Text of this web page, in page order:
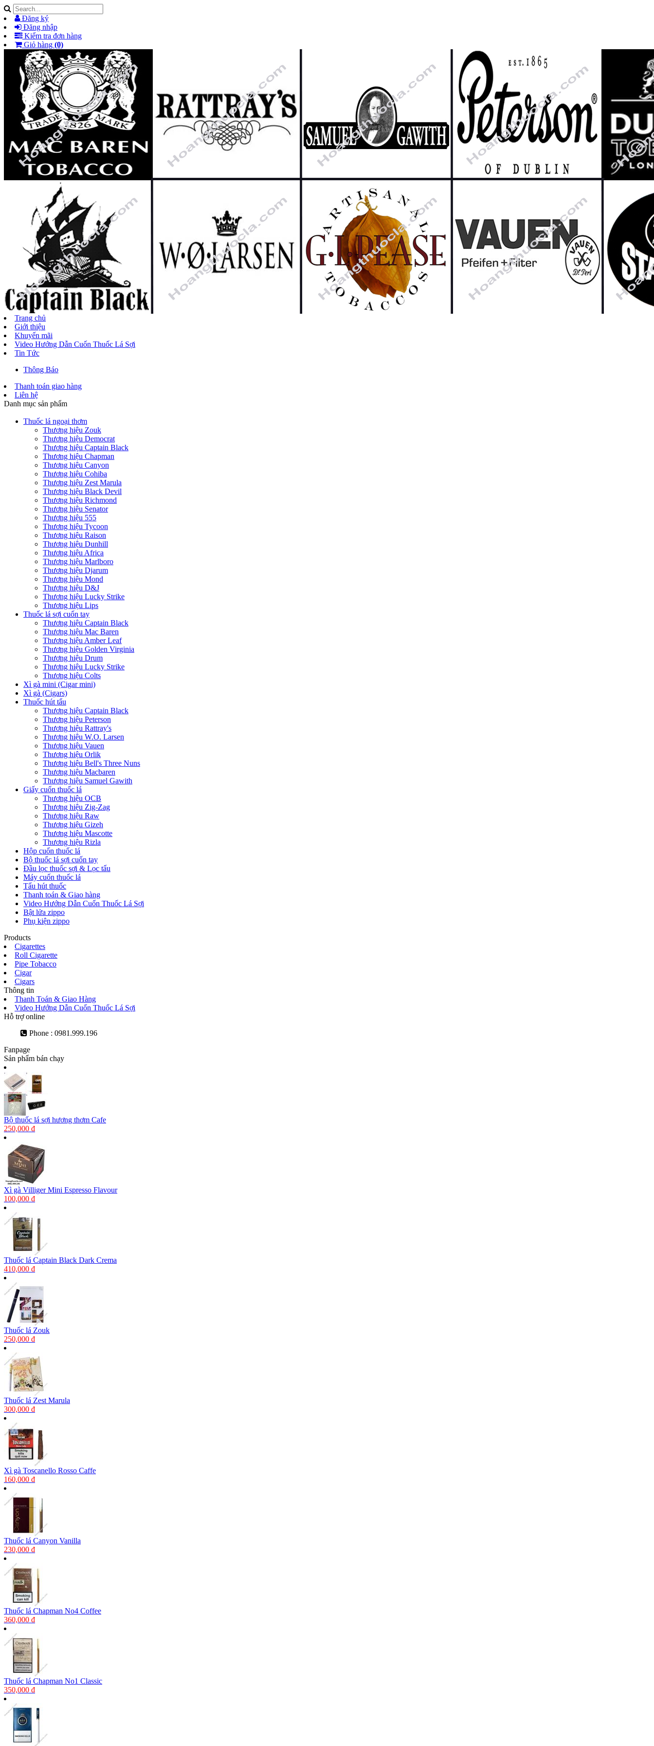
Đăng ký
Đăng nhập
Kiểm tra đơn hàng
Giỏ hàng (0)
Trang chủ
Giới thiệu
Khuyến mãi
Video Hướng Dẫn Cuốn Thuốc Lá Sợi
Tin Tức
Thông Báo
Thanh toán giao hàng
Liên hệ
Danh mục sản phẩm
Thuốc lá ngoại thơm
Thương hiệu Zouk
Thương hiệu Democrat
Thương hiệu Captain Black
Thương hiệu Chapman
Thương hiệu Canyon
Thương hiệu Cohiba
Thương hiệu Zest Marula
Thương hiệu Black Devil
Thương hiệu Richmond
Thương hiệu Senator
Thương hiệu 555
Thương hiệu Tycoon
Thương hiệu Raison
Thương hiệu Dunhill
Thương hiệu Africa
Thương hiệu Marlboro
Thương hiệu Djarum
Thương hiệu Mond
Thương hiệu D&J
Thương hiệu Lucky Strike
Thương hiệu Lips
Thuốc lá sợi cuốn tay
Thương hiệu Captain Black
Thương hiệu Mac Baren
Thương hiệu Amber Leaf
Thương hiệu Golden Virginia
Thương hiệu Drum
Thương hiệu Lucky Strike
Thương hiệu Colts
Xì gà mini (Cigar mini)
Xì gà (Cigars)
Thuốc hút tẩu
Thương hiệu Captain Black
Thương hiệu Peterson
Thương hiệu Rattray's
Thương hiệu W.O. Larsen
Thương hiệu Vauen
Thương hiệu Orlik
Thương hiệu Bell's Three Nuns
Thương hiệu Macbaren
Thương hiệu Samuel Gawith
Giấy cuốn thuốc lá
Thương hiệu OCB
Thương hiệu Zig-Zag
Thương hiệu Raw
Thương hiệu Gizeh
Thương hiệu Mascotte
Thương hiệu Rizla
Hộp cuốn thuốc lá
Bộ thuốc lá sợi cuốn tay
Đầu lọc thuốc sợi & Lọc tẩu
Máy cuốn thuốc lá
Tẩu hút thuốc
Thanh toán & Giao hàng
Video Hướng Dẫn Cuốn Thuốc Lá Sợi
Bật lửa zippo
Phụ kiện zippo
Products
Cigarettes
Roll Cigarette
Pipe Tobacco
Cigar
Cigars
Thông tin
Thanh Toán & Giao Hàng
Video Hướng Dẫn Cuốn Thuốc Lá Sợi
Hỗ trợ online
Phone : 0981.999.196
Fanpage
Sản phẩm bán chạy
Bộ thuốc lá sợi hương thơm Cafe
250,000 đ
Xì gà Villiger Mini Espresso Flavour
100,000 đ
Thuốc lá Captain Black Dark Crema
410,000 đ
Thuốc lá Zouk
250,000 đ
Thuốc lá Zest Marula
300,000 đ
Xì gà Toscanello Rosso Caffe
160,000 đ
Thuốc lá Canyon Vanilla
230,000 đ
Thuốc lá Chapman No4 Coffee
360,000 đ
Thuốc lá Chapman No1 Classic
350,000 đ